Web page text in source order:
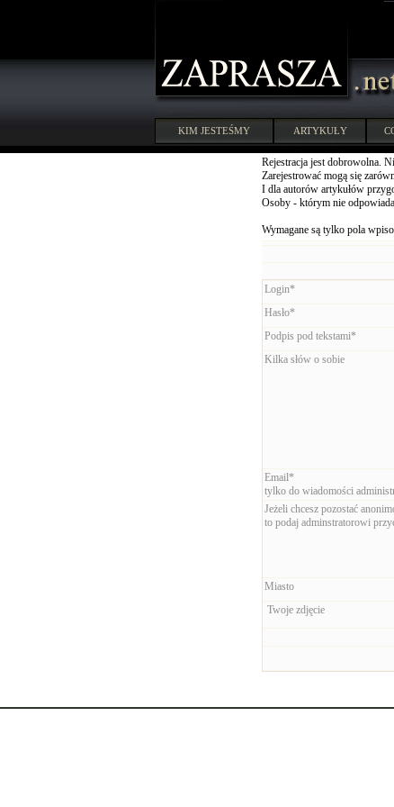
KIM JESTEŚMY ARTYKUŁY
Rejestracja jest dobrowolna.
Zarejestrować mogą się
I dla autorów artykułów
Osoby - którym nie
Wymagane są tylko pola
Login*
Hasło*
Podpis pod tekstami*
Kilka słów o sobie
Email*
tylko do wiadomości
Jeżeli chcesz pozostać
to podaj adminstratorowi
Miasto
Twoje zdjęcie